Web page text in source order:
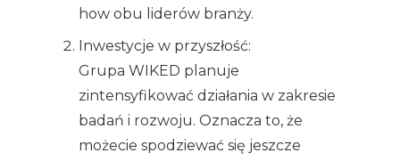
how obu liderów branży.
Inwestycje w przyszłość:
Grupa WIKED planuje
zintensyfikować działania w zakresie
badań i rozwoju. Oznacza to, że
możecie spodziewać się jeszcze